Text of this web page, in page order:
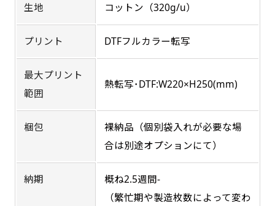
生地 コットン（320g/u）
プリント DTFフルカラー転写
最大プリント
範囲
熱転写･DTF:W220×H250(mm)
梱包
裸納品（個別袋入れが必要な場
合は別途オプションにて）
納期
概ね2.5週間-
（繁忙期や製造枚数によって変わ
に宣伝できます。
吊り下げ旗(30x42)
掛け軸のように吊り下げ式にします。上部に棒袋
作成しパイプを入れてその間に紐を通します。壁
に宣伝できます。
4mまたは5mのポールが必要です。
吊り下げ旗(42x30)
掛け軸のように吊り下げ式にします。上部に棒袋
作成しパイプを入れてその間に紐を通します。壁
お急ぎは翌営業日発送（基本12時締め切り)枚数
によって対応できない場合、ギリギリでも対応
できる場合もあります。防炎加工、トロピカル
生地は対応不可です。